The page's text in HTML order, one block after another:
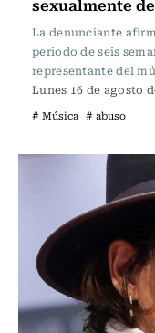
La denunciante
periodo de seis
representante del
Lunes 16 de agosto
# Música # abuso